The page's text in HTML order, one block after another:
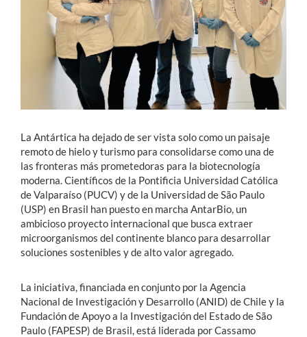
Alumni
La Antártica ha dejado de ser vista solo como un paisaje
remoto de hielo y turismo para consolidarse como una de
las fronteras más prometedoras para la biotecnología
moderna. Científicos de la Pontificia Universidad Católica
de Valparaíso (PUCV) y de la Universidad de São Paulo
(USP) en Brasil han puesto en marcha AntarBio, un
ambicioso proyecto internacional que busca extraer
microorganismos del continente blanco para desarrollar
soluciones sostenibles y de alto valor agregado.
La iniciativa, financiada en conjunto por la Agencia
Nacional de Investigación y Desarrollo (ANID) de Chile y la
Fundación de Apoyo a la Investigación del Estado de São
Paulo (FAPESP) de Brasil, está liderada por Cassamo